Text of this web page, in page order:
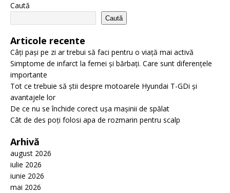
Caută
Caută
Articole recente
Câți pași pe zi ar trebui să faci pentru o viață mai activă
Simptome de infarct la femei și bărbați. Care sunt diferențele
importante
Tot ce trebuie să știi despre motoarele Hyundai T-GDi și
avantajele lor
De ce nu se închide corect ușa mașinii de spălat
Cât de des poți folosi apa de rozmarin pentru scalp
Arhivă
august 2026
iulie 2026
iunie 2026
mai 2026